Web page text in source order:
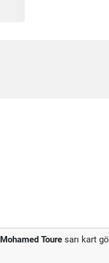
Mohamed Toure sarı kart